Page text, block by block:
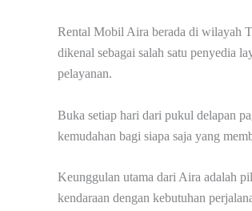
Rental Mobil Aira berada di wilayah
dikenal sebagai salah satu penyedia
pelayanan.
Buka setiap hari dari pukul delapan
kemudahan bagi siapa saja yang
Keunggulan utama dari Aira adalah
kendaraan dengan kebutuhan